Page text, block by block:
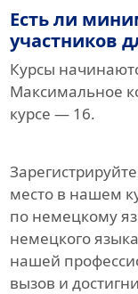
Есть ли
участников
Курсы
Максимальное
курсе — 16.
место в нашем
по немецкому
немецкого
нашей
вызов и